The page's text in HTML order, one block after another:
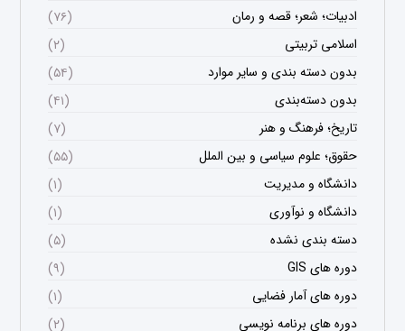
ادبیات؛ شعر؛ قصه و رمان
(۷۶)
اسلامی تربیتی
(۲)
بدون دسته بندی و سایر موارد
(۵۴)
بدون دسته‌بندی
(۴۱)
تاریخ؛ فرهنگ و هنر
(۷)
حقوق؛ علوم سیاسی و بین الملل
(۵۵)
دانشگاه و مدیریت
(۱)
دانشگاه و نوآوری
(۱)
دسته بندی نشده
(۵)
دوره های GIS
(۹)
دوره های آمار فضایی
(۱)
دوره های برنامه نویسی
(۲)